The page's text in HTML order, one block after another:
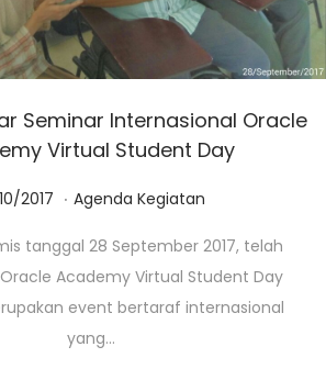
Seminar Internasional Oracle
Virtual Student Day
on
2017 0
/
0
3
. Posted in
Agenda Kegiatan
tanggal 28 September 2017, telah
Academy Virtual Student Day
event bertaraf internasional
yang…